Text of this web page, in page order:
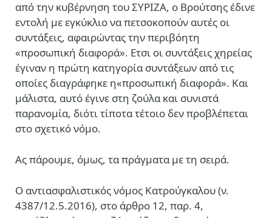
από την κυβέρνηση του ΣΥΡΙΖΑ, ο Βρούτσης έδινε
εντολή με εγκύκλιο να πετσοκοπούν αυτές οι
συντάξεις, αφαιρώντας την περιβόητη
«προσωπική διαφορά». Ετσι οι συντάξεις χηρείας
έγιναν η πρώτη κατηγορία συντάξεων από τις
οποίες διαγράφηκε η«προσωπική διαφορά». Και
μάλιστα, αυτό έγινε στη ζούλα και συνιστά
παρανομία, διότι τίποτα τέτοιο δεν προβλέπεται
στο σχετικό νόμο.
Ας πάρουμε, όμως, τα πράγματα με τη σειρά.
Ο αντιασφαλιστικός νόμος Κατρούγκαλου (ν.
4387/12.5.2016), στο άρθρο 12, παρ. 4,